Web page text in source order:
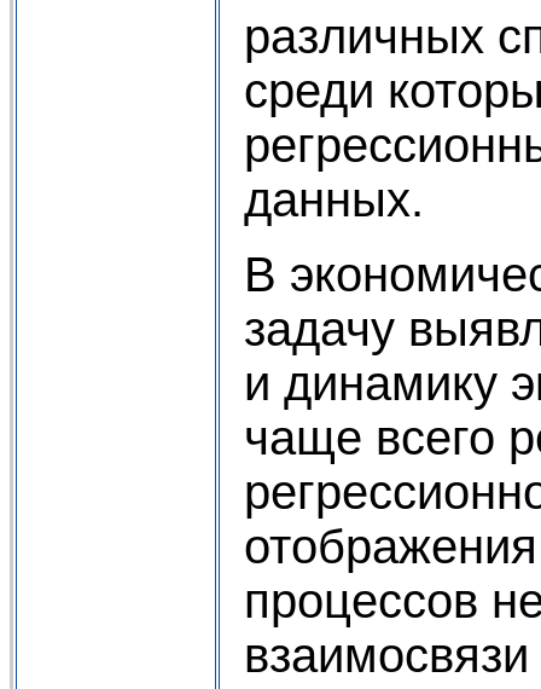
различных
среди
данных.
В
задачу
и динамику
чаще всего
процессов